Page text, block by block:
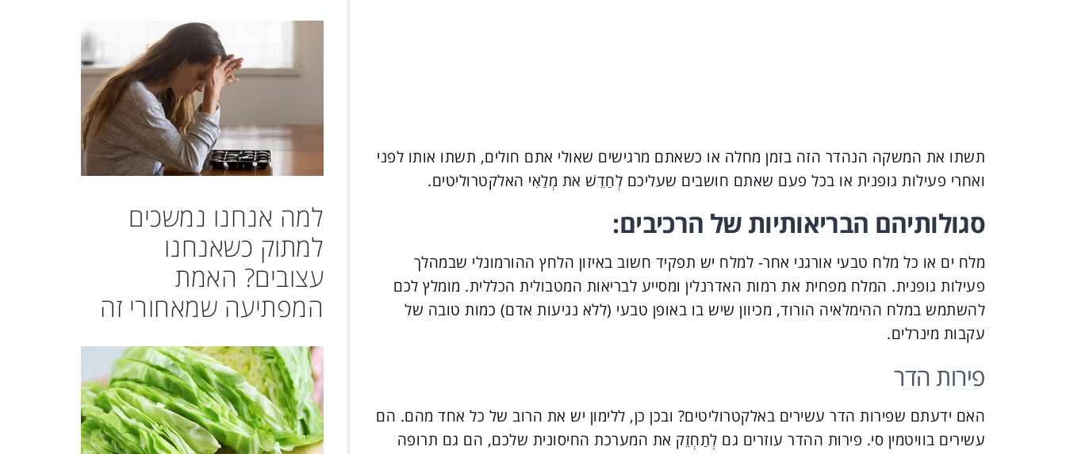
תשתו את המשקה הנהדר הזה בזמן מחלה או כשאתם מרגישים שאולי אתם חולים, תשתו אותו לפני
ואחרי פעילות גופנית או בכל פעם שאתם חושבים שעליכם לְחַדֵשׁ את מְלַאִי האלקטרוליטים.
סגולותיהם הבריאותיות של הרכיבים:
מלח ים או כל מלח טבעי אורגני אחר- למלח יש תפקיד חשוב באיזון הלחץ ההורמונלי שבמהלך
פעילות גופנית. המלח מפחית את רמות האדרנלין ומסייע לבריאות המטבולית הכללית. מומלץ לכם
להשתמש במלח ההימלאיה הורוד, מכיוון שיש בו באופן טבעי (ללא נגיעות אדם) כמות טובה של
עקבות מינרלים.
פירות הדר
האם ידעתם שפירות הדר עשירים באלקטרוליטים? ובכן כן, ללימון יש את הרוב של כל אחד מהם. הם
עשירים בוויטמין סי. פירות ההדר עוזרים גם לְתַחְזֵק את המערכת החיסונית שלכם, הם גם תרופה
למה אנחנו נמשכים
למתוק כשאנחנו
עצובים? האמת
המפתיעה שמאחורי זה